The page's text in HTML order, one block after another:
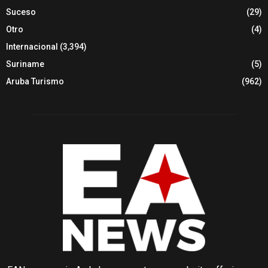
Suceso
(29)
Otro
(4)
Internacional (3,394)
Suriname
(5)
Aruba Turismo
(962)